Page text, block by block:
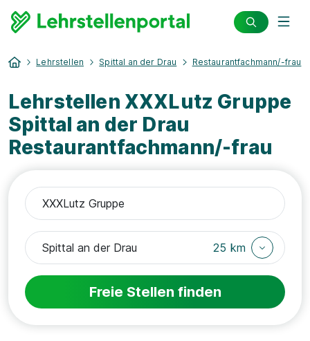
Lehrstellen Spittal an der Drau Restaurantfachmann/-frau
Lehrstellen XXXLutz Gruppe
Spittal an der Drau
Restaurantfachmann/-frau
25 km
Freie Stellen finden